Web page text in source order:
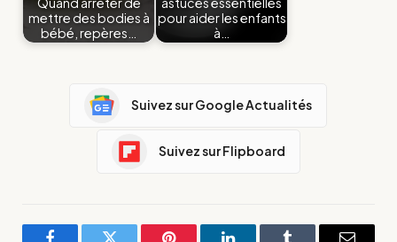
mettre des bodies à
bébé, repères…
pour aider les enfants
à…
Suivez sur Google Actualités
Suivez sur Flipboard